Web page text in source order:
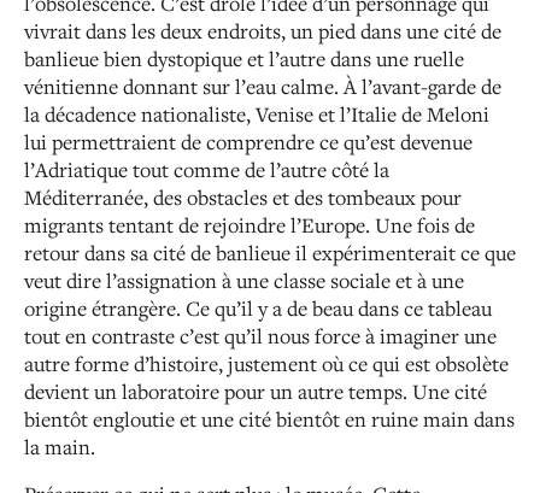
vivrait dans les deux endroits, un pied dans une cité de
banlieue bien dystopique et l’autre dans une ruelle
vénitienne donnant sur l’eau calme. À l’avant-garde de
la décadence nationaliste, Venise et l’Italie de Meloni
lui permettraient de comprendre ce qu’est devenue
l’Adriatique tout comme de l’autre côté la
Méditerranée, des obstacles et des tombeaux pour
migrants tentant de rejoindre l’Europe. Une fois de
retour dans sa cité de banlieue il expérimenterait ce que
veut dire l’assignation à une classe sociale et à une
origine étrangère. Ce qu’il y a de beau dans ce tableau
tout en contraste c’est qu’il nous force à imaginer une
autre forme d’histoire, justement où ce qui est obsolète
devient un laboratoire pour un autre temps. Une cité
bientôt engloutie et une cité bientôt en ruine main dans
la main.